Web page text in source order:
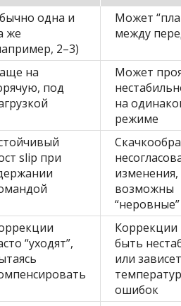
одна и
же
2–3)
Может
между
на
под
Может
на
режиме
slip при
изменения,
возможны
“уходят”,
Коррекции
быть
или
ошибок